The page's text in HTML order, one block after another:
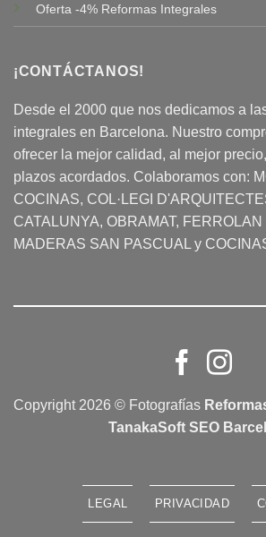
Oferta -4% Reformas Integrales
¡CONTÁCTANOS!
Desde el 2000 que nos dedicamos a
integrales en Barcelona. Nuestro
ofrecer la mejor calidad, al mejor
plazos acordados. Colaboramos con:
COCINAS, COL·LEGI
CATALUNYA, OBRAMAT,
MADERAS SAN PASCUAL y
Copyright 2026 © Fotografías
TanakaSoft SEO
LEGAL PRIVACIDAD